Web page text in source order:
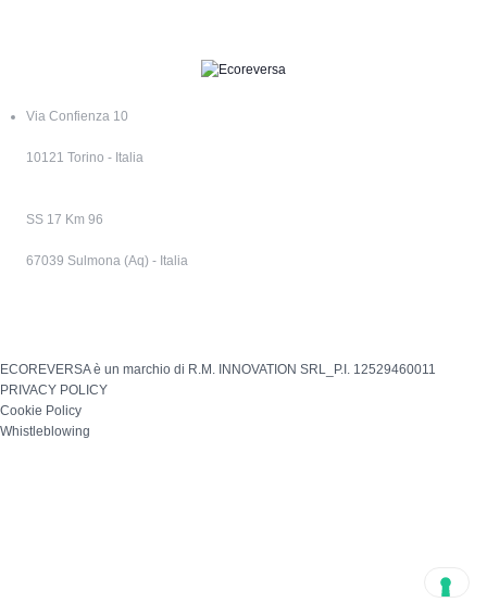
Via Confienza 10
10121 Torino - Italia
SS 17 Km 96
67039 Sulmona (Aq) - Italia
ECOREVERSA è un marchio di R.M. INNOVATION SRL_P.I. 12529460011
PRIVACY POLICY
Cookie Policy
Whistleblowing